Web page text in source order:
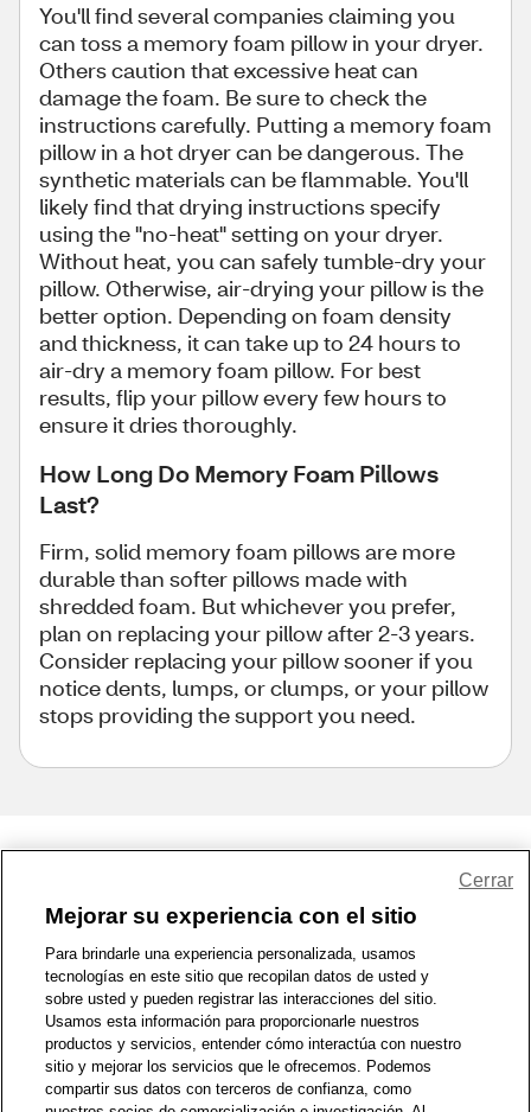
You'll find several companies claiming you
can toss a memory foam pillow in your dryer.
Others caution that excessive heat can
damage the foam. Be sure to check the
instructions carefully. Putting a memory foam
pillow in a hot dryer can be dangerous. The
synthetic materials can be flammable. You'll
likely find that drying instructions specify
using the "no-heat" setting on your dryer.
Without heat, you can safely tumble-dry your
pillow. Otherwise, air-drying your pillow is the
better option. Depending on foam density
and thickness, it can take up to 24 hours to
air-dry a memory foam pillow. For best
results, flip your pillow every few hours to
ensure it dries thoroughly.
How Long Do Memory Foam Pillows
Last?
Firm, solid memory foam pillows are more
durable than softer pillows made with
shredded foam. But whichever you prefer,
plan on replacing your pillow after 2-3 years.
Consider replacing your pillow sooner if you
notice dents, lumps, or clumps, or your pillow
stops providing the support you need.
1-800-679-9691 | Contáctenos | Términos de Uso | Accesibilidad
Política de Privacidad | WA Privacy Policy | Mapa del sitio
Zona de Bienestar | © 1999 - 2026 CVS.com
Mejorar su experiencia con el sitio
Para brindarle una experiencia personalizada, usamos
tecnologías en este sitio que recopilan datos de usted y
sobre usted y pueden registrar las interacciones del sitio.
Usamos esta información para proporcionarle nuestros
productos y servicios, entender cómo interactúa con nuestro
sitio y mejorar los servicios que le ofrecemos. Podemos
compartir sus datos con terceros de confianza, como
Cerrar